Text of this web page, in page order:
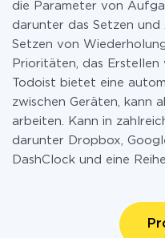
die Parameter von
darunter das Setzen und
Setzen von
Prioritäten, das Erstellen
Todoist bietet eine
zwischen Geräten, kann
arbeiten. Kann in
darunter Dropbox,
DashClock und eine